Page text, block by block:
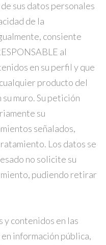
sus datos personales
de la
consiente
al
en su perfil y que
producto del
muro. Su petición
su
señalados,
Los datos se
no solicite su
pudiendo retirar
y contenidos en las
información pública,